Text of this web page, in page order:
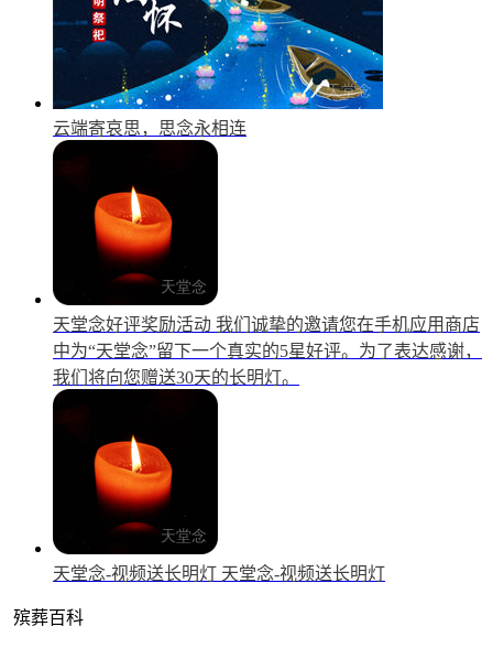
云端寄哀思，思念永相连
天堂念好评奖励活动 我们诚挚的邀请您在手机应用商店
中为“天堂念”留下一个真实的5星好评。为了表达感谢，
我们将向您赠送30天的长明灯。
天堂念-视频送长明灯 天堂念-视频送长明灯
殡葬百科